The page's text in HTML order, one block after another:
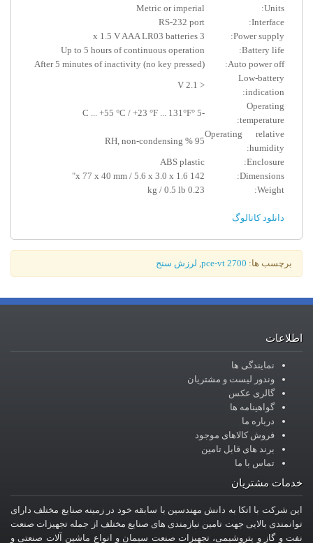
Units:
Metric or imperial
Interface:
RS-232 port
Power supply:
3 x 1.5 V AAA LR03 batteries
Battery life:
Up to 5 hours of continuous operation
Auto power off:
After 5 minutes of inactivity (no key pressed)
Low-battery
indication:
< 2.1 V
Operating
temperature:
-5 °C ... +55 °C / +23 °F ... 131°F
Operating relative
humidity:
95 % RH, non-condensing
Enclosure:
ABS plastic
Dimensions:
142 x 77 x 40 mm / 5.6 x 3.0 x 1.6"
Weight:
0.23 kg / 0.5 lb
دانلود کاتالوگ
برچسب ها: pce-vt 2700
, لرزش سنج
اطلاعات
نمایندگی ها
وندور لیست و مشتریان
گالری عکس
گواهینامه ها
درباره ما
فروش کالاهای موجود
برند های قابل تامین
تماس با ما
خدمات مشتریان
این شرکت با اتکا به دانش مهندسین با سابقه خود در زمینه صنایع مختلف دارای
توانمندی بالایی جهت تامین نیازمندی های صنایع مختلف از جمله تجهیزات صنعت
نفت و گاز و پتروشیمی، تجهیزات صنعت سیمان و انواع ماشین آلات صنعتی و